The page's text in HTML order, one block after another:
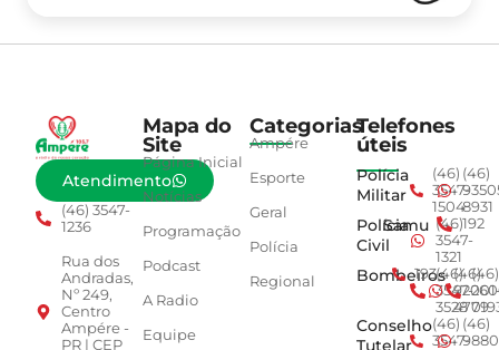
Atendimento
(46) 3547-
1236
Rua dos
Andradas,
Nº 249,
Centro
Ampére -
PR | CEP
Mapa do
Site
Página Inicial
Notícias
Programação
Podcast
A Radio
Equipe
Categorias
Ampére
Esporte
Geral
Polícia
Regional
Telefones
úteis
Polícia
Militar
(46)
3547-
1504
(46)
8931
Polícia
Civil
Samu (46)
3547-
1321
192
Bombeiros
193(46)
3547-
3528
(46)
4779
(46)
Conselho
Tutelar
(46)
3547-
(46)